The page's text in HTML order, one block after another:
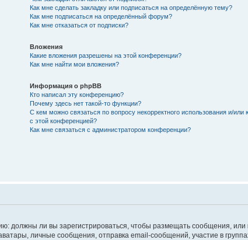
Как мне сделать закладку или подписаться на определённую тему?
Как мне подписаться на определённый форум?
Как мне отказаться от подписки?
Вложения
Какие вложения разрешены на этой конференции?
Как мне найти мои вложения?
Информация о phpBB
Кто написал эту конференцию?
Почему здесь нет такой-то функции?
С кем можно связаться по вопросу некорректного использования и/
с этой конференцией?
Как мне связаться с администратором конференции?
должны ли вы зарегистрироваться, чтобы размещать сообщения, или
личные сообщения, отправка email-сообщений, участие в